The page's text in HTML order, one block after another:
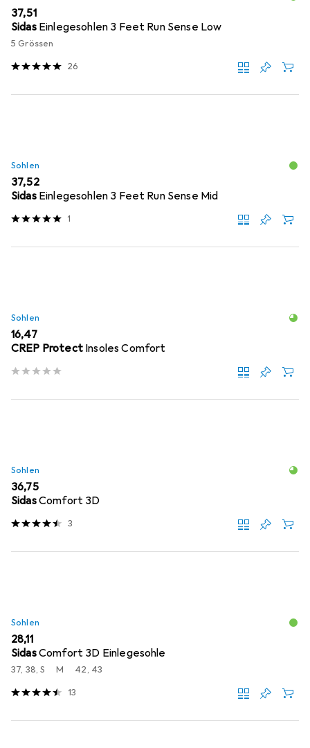
EUR
37,51
Sidas Einlegesohlen 3 Feet Run Sense Low
5 Grössen
26
Sohlen
EUR
37,52
Sidas Einlegesohlen 3 Feet Run Sense Mid
1
Sohlen
EUR
16,47
CREP Protect Insoles Comfort
Sohlen
EUR
36,75
SidasComfort 3D
3
Sohlen
EUR
28,11
SidasComfort 3D Einlegesohle
37, 38, S M 42, 43
13